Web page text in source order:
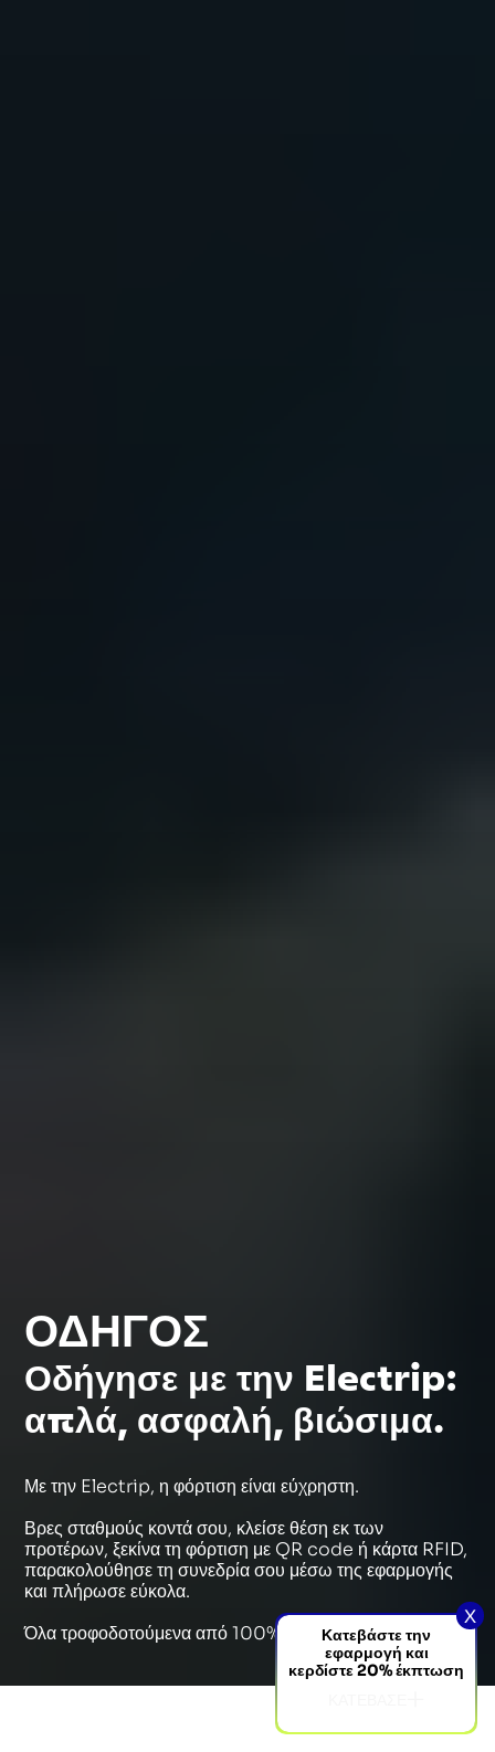
Κατεβάστε την
εφαρμογή και
κερδίστε 20% έκπτωση
X
ΟΔΗΓΟΣ
Οδήγησε με την Electrip:
απλά, ασφαλή, βιώσιμα.
Με την Electrip, η φόρτιση είναι εύχρηστη.
Βρες σταθμούς κοντά σου, κλείσε θέση εκ των
προτέρων, ξεκίνα τη φόρτιση με QR code ή κάρτα RFID,
παρακολούθησε τη συνεδρία σου μέσω της εφαρμογής
και πλήρωσε εύκολα.
Όλα τροφοδοτούμενα από 100% ανανεώσιμη ενέργεια.
Υπηρεσίες
Πιστοποιήσεις
Επαφές
Απόρρητο εφαρμογής
Εταιρικά Στοιχεία
Γλώσσα
Πολιτική ΑπορρήτουΠολιτική Cookies
© Electrip. All rights reserved.